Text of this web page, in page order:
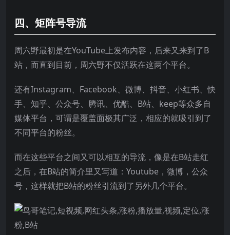
四、矩阵号导流
周六野最初是在YouTube上发布内容，后来又来到了B
站，而直到目前，周六野不仅活跃在这两个平台。
还有Instagram、Facebook、微博、抖音、小红书、快
手、知乎、公众号、腾讯、优酷、B站、keep等众多自
媒体平台，可谓是覆盖面极其广泛，相应的就吸引到了
不同平台的粉丝。
而在这些平台之间又可以相互的导流，像是在B站走红
之后，在B站的简介里又写道：Youtube，微博，公众
号，这样就把B站的粉丝引流到了另外几个平台。